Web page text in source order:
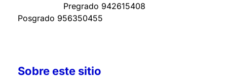
Pregrado 942615408
Posgrado 956350455
Sobre este sitio